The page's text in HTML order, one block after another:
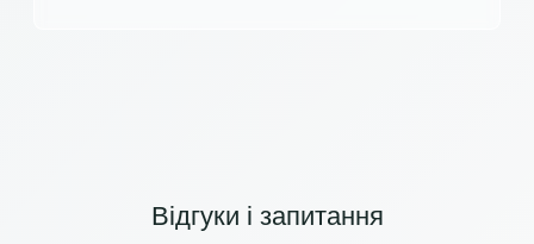
Відгуки і запитання